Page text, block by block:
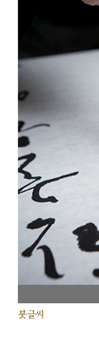
붓글씨